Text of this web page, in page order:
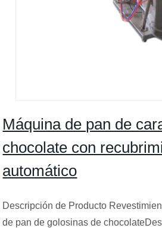
Máquina de pan de
chocolate con
automático
Descripción de Producto
de pan de golosinas de